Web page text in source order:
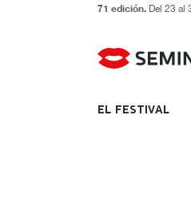
71 edición. Del 23 al
EL FESTIVAL